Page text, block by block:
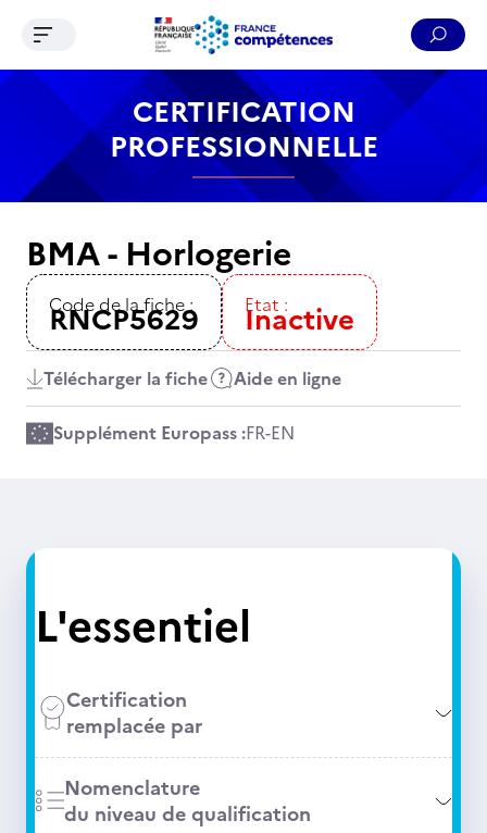
Contenu Recherche Menu Pied de page
Ouvrir le menu de navigation
CERTIFICATION
PROFESSIONNELLE
BMA - Horlogerie
Code de la fiche :
RNCP5629 Etat :
Inactive
Télécharger la fiche Aide en ligne
Supplément Europass :FR-EN
L'essentiel
Certification
remplacée par
Nomenclature
du niveau de qualification